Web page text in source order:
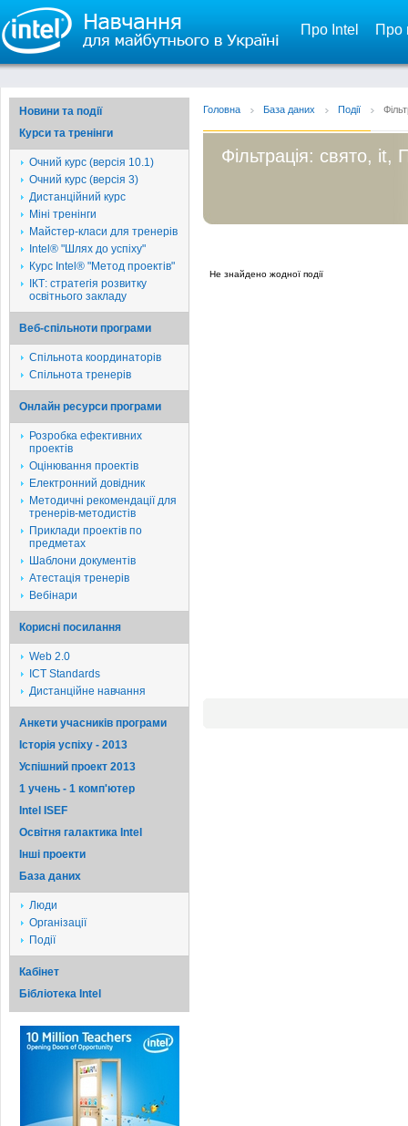
Про Intel Про
Новини та події
Курси та тренінги
Очний курс (версія 10.1)
Очний курс (версія 3)
Дистанційний курс
Міні тренінги
Майстер-класи для тренерів
Intel® "Шлях до успіху"
Курс Intel® "Метод проектів"
ІКТ: стратегія розвитку
освітнього закладу
Веб-спільноти програми
Спільнота координаторів
Спільнота тренерів
Онлайн ресурси програми
Розробка ефективних
проектів
Оцінювання проектів
Електронний довідник
Методичні рекомендації для
тренерів-методистів
Приклади проектів по
предметах
Шаблони документів
Атестація тренерів
Вебінари
Корисні посилання
Web 2.0
ICT Standards
Дистанційне навчання
Анкети учасників програми
Історія успіху - 2013
Успішний проект 2013
1 учень - 1 комп'ютер
Intel ISEF
Освітня галактика Intel
Iншi проекти
База даних
Люди
Організації
Події
Кабінет
Бібліотека Intel
Головна База даних Події
Фільтрація: свято, it,
Не знайдено жодної події